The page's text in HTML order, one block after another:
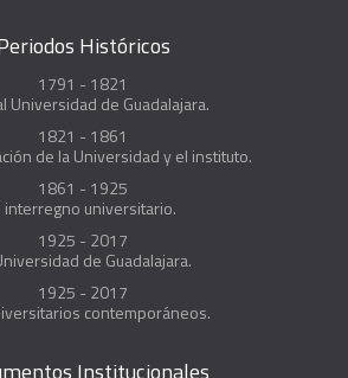
Históricos
1791 - 1821
Universidad de Guadalajara.
1821 - 1861
de la Universidad y el instituto.
1861 - 1925
interregno universitario.
1925 - 2017
de Guadalajara.
1925 - 2017
contemporáneos.
Institucionales